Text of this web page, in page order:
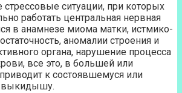
ситуации, при которых
работать центральная нервная
в анамнезе миома матки, истмико-
аномалии строения и
органа, нарушение процесса
все это, в большей или
к состоявшемуся или
выкидышу.